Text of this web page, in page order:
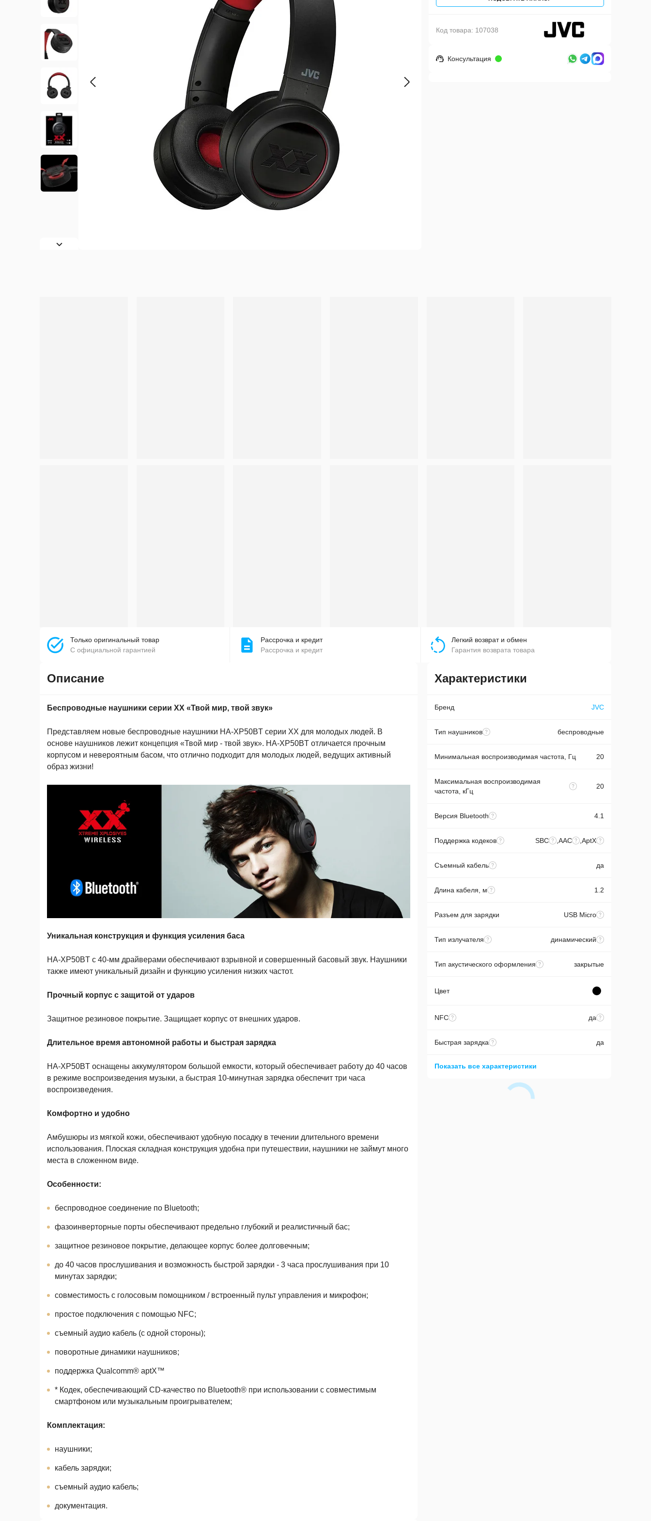
Код товара: 107038
Консультация
Только оригинальный товар
С официальной гарантией
Рассрочка и кредит
Рассрочка и кредит
Легкий возврат и обмен
Гарантия возврата товара
Описание
Беспроводные наушники серии XX «Твой мир, твой звук»
Представляем новые беспроводные наушники HA-XP50BT серии XX для молодых людей. В
основе наушников лежит концепция «Твой мир - твой звук». HA-XP50BT отличается прочным
корпусом и невероятным басом, что отлично подходит для молодых людей, ведущих активный
образ жизни!
Уникальная конструкция и функция усиления баса
HA-XP50BT с 40-мм драйверами обеспечивают взрывной и совершенный басовый звук. Наушники
также имеют уникальный дизайн и функцию усиления низких частот.
Прочный корпус с защитой от ударов
Защитное резиновое покрытие. Защищает корпус от внешних ударов.
Длительное время автономной работы и быстрая зарядка
HA-XP50BT оснащены аккумулятором большой емкости, который обеспечивает работу до 40 часов
в режиме воспроизведения музыки, а быстрая 10-минутная зарядка обеспечит три часа
воспроизведения.
Комфортно и удобно
Амбушюры из мягкой кожи, обеспечивают удобную посадку в течении длительного времени
использования. Плоская складная конструкция удобна при путешествии, наушники не займут много
места в сложенном виде.
Особенности:
беспроводное соединение по Bluetooth;
фазоинверторные порты обеспечивают предельно глубокий и реалистичный бас;
защитное резиновое покрытие, делающее корпус более долговечным;
до 40 часов прослушивания и возможность быстрой зарядки - 3 часа прослушивания при 10
минутах зарядки;
совместимость с голосовым помощником / встроенный пульт управления и микрофон;
простое подключения с помощью NFC;
съемный аудио кабель (с одной стороны);
поворотные динамики наушников;
поддержка Qualcomm® aptX™
* Кодек, обеспечивающий CD-качество по Bluetooth® при использовании с совместимым
смартфоном или музыкальным проигрывателем;
Комплектация:
наушники;
кабель зарядки;
съемный аудио кабель;
документация.
Характеристики
Бренд JVC
Тип наушников беспроводные
Минимальная воспроизводимая частота, Гц 20
Максимальная воспроизводимая
частота, кГц
20
Версия Bluetooth 4.1
Поддержка кодеков SBC , AAC , AptX
Съемный кабель да
Длина кабеля, м 1.2
Разъем для зарядки USB Micro
Тип излучателя динамический
Тип акустического оформления закрытые
Цвет
NFC да
Быстрая зарядка да
Показать все характеристики